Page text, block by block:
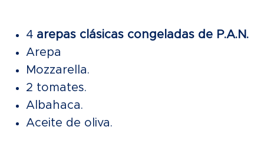
4 arepas clásicas congeladas de P.A.N.
Arepa
Mozzarella.
2 tomates.
Albahaca.
Aceite de oliva.